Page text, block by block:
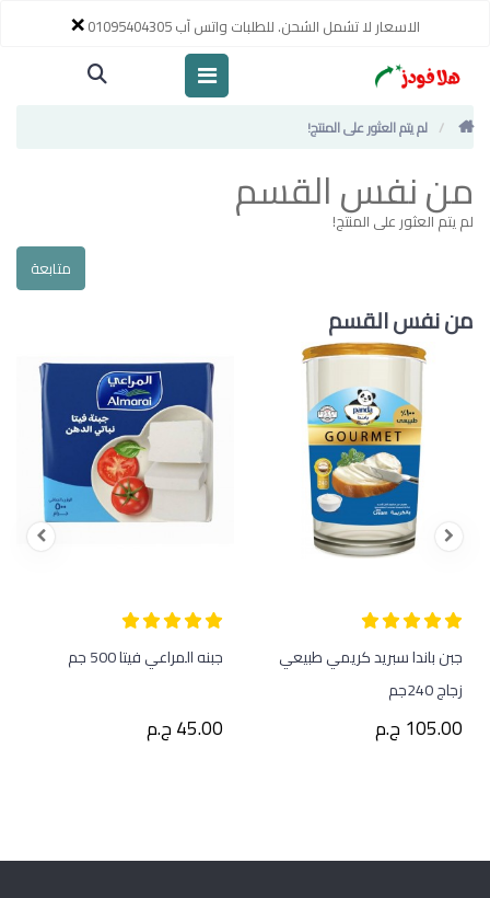
الاسعار لا تشمل الشحن. للطلبات واتس آب 01095404305 ×
لم يتم العثور على المنتج!
من نفس القسم
لم يتم العثور على المنتج!
متابعة
من نفس القسم
جبن باندا سبريد كريمي طبيعي
زجاج 240جم
105.00 ج.م
جبنه المراعي فيتا 500 جم
45.00 ج.م